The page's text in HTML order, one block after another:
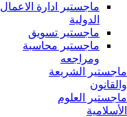
ماجستير ادارة الاعمال
الدولية
ماجستير تسويق
ماجستير محاسبة
ومراجعه
ماجستير الشريعة
والقانون
ماجستير العلوم
الأسلامية